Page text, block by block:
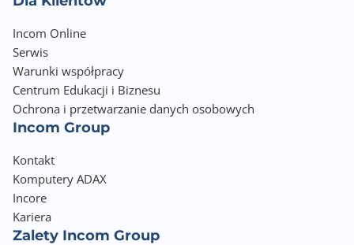
Incom Online
Serwis
Warunki współpracy
Centrum Edukacji i Biznesu
Ochrona i przetwarzanie danych osobowych
Incom Group
Kontakt
Komputery ADAX
Incore
Kariera
Zalety Incom Group